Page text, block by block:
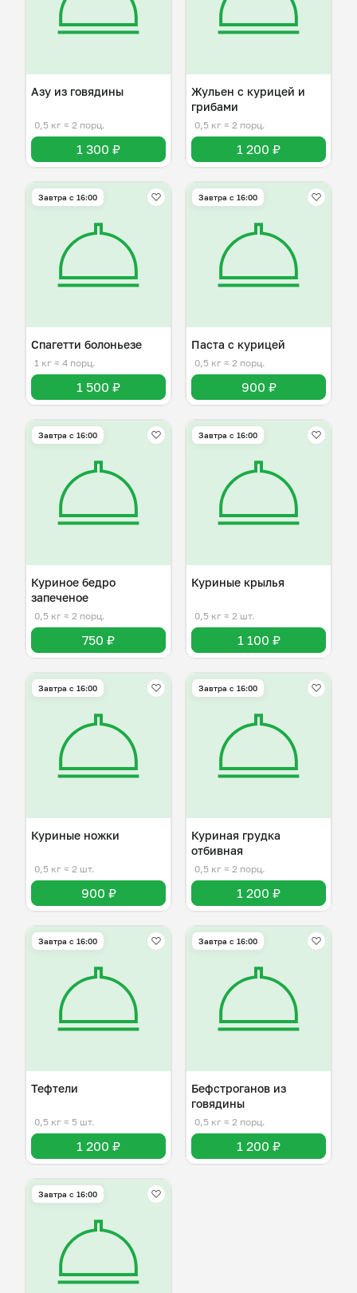
Азу из говядины
0,5 кг ≈ 2 порц.
1 300 ₽
Жульен с курицей и
грибами
0,5 кг ≈ 2 порц.
1 200 ₽
Завтра c 16:00
Спагетти болоньезе
1 кг ≈ 4 порц.
1 500 ₽
Завтра c 16:00
Паста с курицей
0,5 кг ≈ 2 порц.
900 ₽
Завтра c 16:00
Куриное бедро
запеченое
0,5 кг ≈ 2 порц.
750 ₽
Завтра c 16:00
Куриные крылья
0,5 кг ≈ 2 шт.
1 100 ₽
Завтра c 16:00
Куриные ножки
0,5 кг ≈ 2 шт.
900 ₽
Завтра c 16:00
Куриная грудка
отбивная
0,5 кг ≈ 2 порц.
1 200 ₽
Завтра c 16:00
Тефтели
0,5 кг ≈ 5 шт.
1 200 ₽
Завтра c 16:00
Бефстроганов из
говядины
0,5 кг ≈ 2 порц.
1 200 ₽
Завтра c 16:00